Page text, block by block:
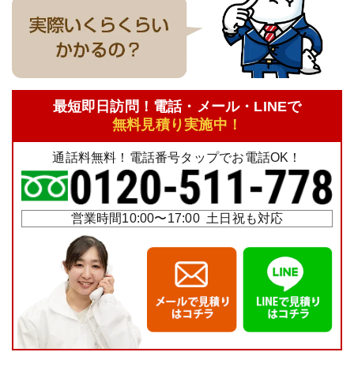
最短即日訪問！電話・メール・LINEで
無料見積り実施中！
通話料無料！電話番号タップでお電話OK！
営業時間10:00〜17:00 土日祝も対応